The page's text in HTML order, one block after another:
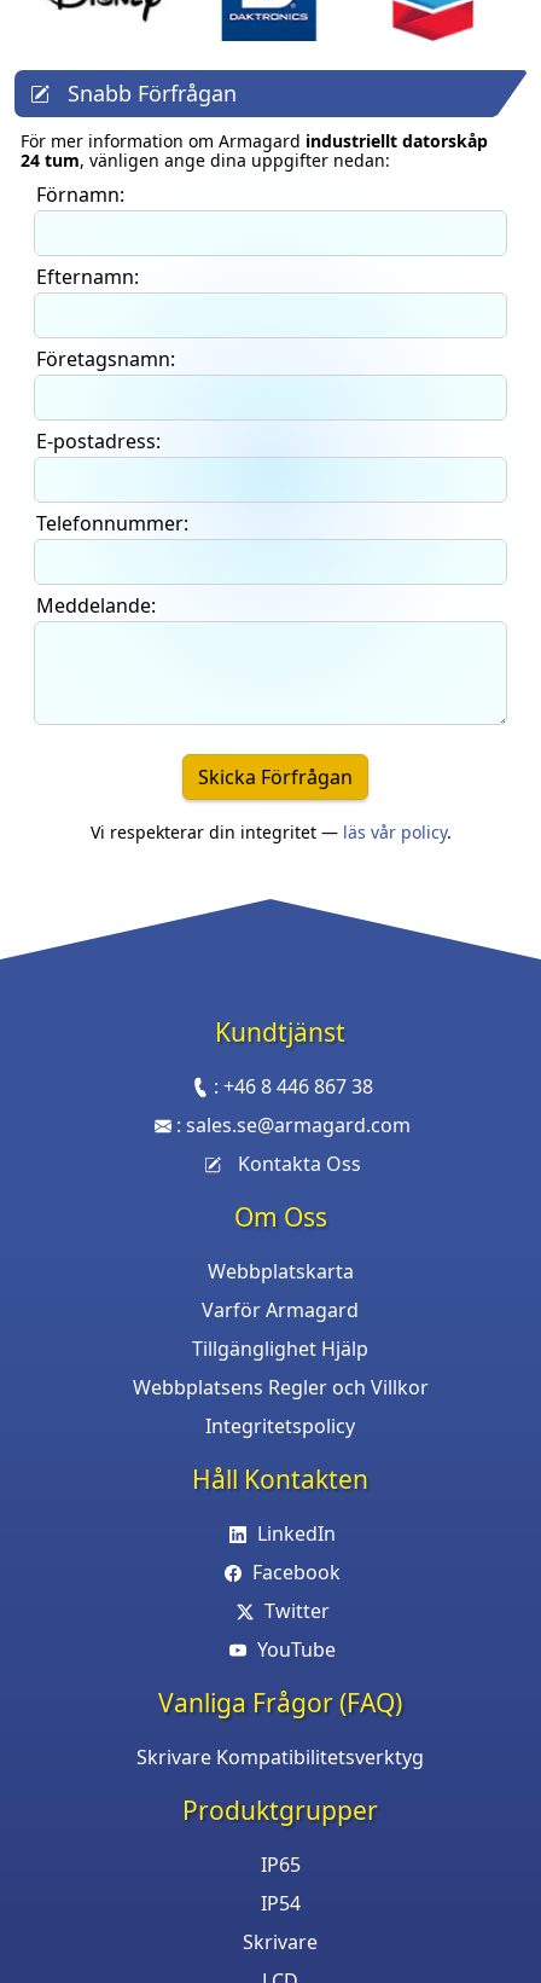
Snabb Förfrågan
För mer information om Armagard industriellt datorskåp
24 tum, vänligen ange dina uppgifter nedan:
Förnamn:
Efternamn:
Företagsnamn:
E-postadress:
Telefonnummer:
Meddelande:
Skicka Förfrågan
Vi respekterar din integritet — läs vår policy.
Kundtjänst
:+46 8 446 867 38
:sales.se@armagard.com
Kontakta Oss
Om Oss
Webbplatskarta
Varför Armagard
Tillgänglighet Hjälp
Webbplatsens Regler och Villkor
Integritetspolicy
Håll Kontakten
LinkedIn
Facebook
Twitter
YouTube
Vanliga Frågor (FAQ)
Skrivare Kompatibilitetsverktyg
Produktgrupper
IP65
IP54
Skrivare